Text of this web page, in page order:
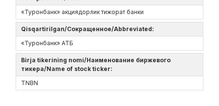
«Туронбанк» акциядорлик тижорат банки
Qisqartirilgan/Сокращенное/Abbreviated:
«Туронбанк» АТБ
Birja tikerining nomi/Наименование биржевого
тикера/Name of stock ticker:
TNBN